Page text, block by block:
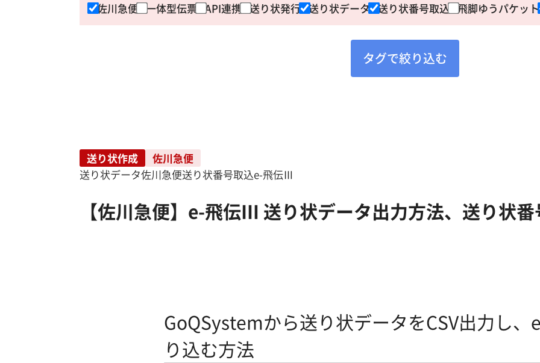
佐川急便 一体型伝票 API連携 送り状発行 送り状データ 送り状番号取込 飛脚ゆうパケット
タグで絞り込む
送り状作成
佐川急便
送り状データ佐川急便送り状番号取込e-飛伝Ⅲ
【佐川急便】e-飛伝Ⅲ 送り状データ出力方法、送り状
GoQSystemから送り状データをCSV出力し
り込む方法